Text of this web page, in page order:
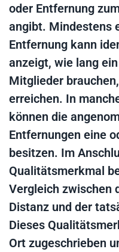
oder Entfernung
angibt. Mindestens
Entfernung kann
anzeigt, wie lang
Mitglieder
erreichen. In
können die
Entfernungen eine
besitzen. Im
Qualitätsmerkmal
Vergleich zwischen
Distanz und der
Dieses
Ort zugeschrieben